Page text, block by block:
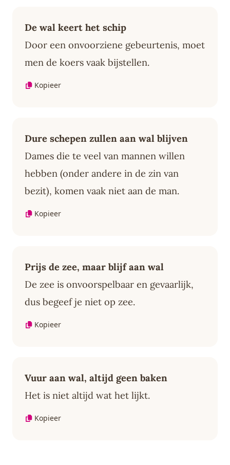
De wal keert het schip
Door een onvoorziene gebeurtenis, moet
men de koers vaak bijstellen.
Kopieer
Dure schepen zullen aan wal blijven
Dames die te veel van mannen willen
hebben (onder andere in de zin van
bezit), komen vaak niet aan de man.
Kopieer
Prijs de zee, maar blijf aan wal
De zee is onvoorspelbaar en gevaarlijk,
dus begeef je niet op zee.
Kopieer
Vuur aan wal, altijd geen baken
Het is niet altijd wat het lijkt.
Kopieer